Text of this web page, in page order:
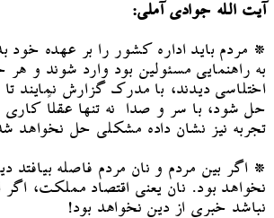
آیت الله جوادی آملی:
* مردم باید اداره کشور را بر عهده خود
به راهنمایی مسئولین بود وارد شوند و
اختلاسی دیدند، با مدرک گزارش نمایند
حل شود، با سر و صدا نه تنها عقلاً
تجربه نیز نشان داده مشکلی حل نخواهد
* اگر بین مردم و نان مردم فاصله بیافتد
نخواهد بود. نان یعنی اقتصاد مملکت،
نباشد خبری از دین نخواهد بود!